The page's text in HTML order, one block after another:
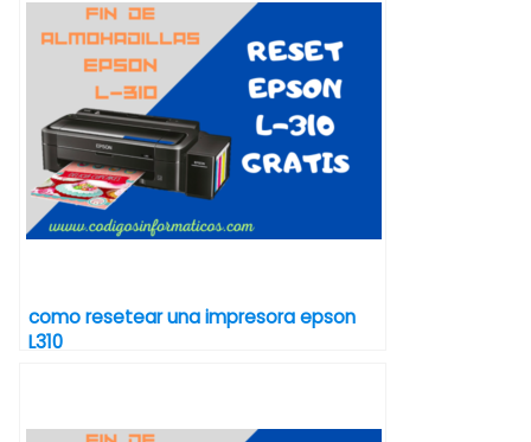
como resetear una impresora epson
L310